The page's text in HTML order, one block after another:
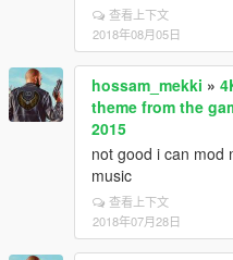
查看上下文
2018年08月05日
hossam_mekki »
theme from the
2015
not good i can mod
music
查看上下文
2018年07月28日